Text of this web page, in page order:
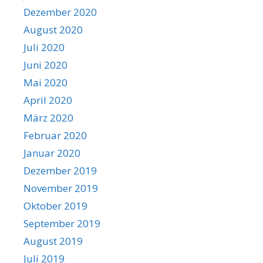
Dezember 2020
August 2020
Juli 2020
Juni 2020
Mai 2020
April 2020
März 2020
Februar 2020
Januar 2020
Dezember 2019
November 2019
Oktober 2019
September 2019
August 2019
Juli 2019